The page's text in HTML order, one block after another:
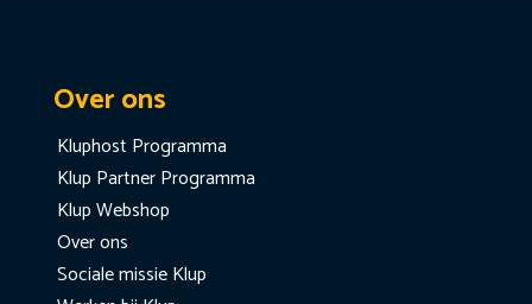
Over ons
Kluphost Programma
Klup Partner Programma
Klup Webshop
Over ons
Sociale missie Klup